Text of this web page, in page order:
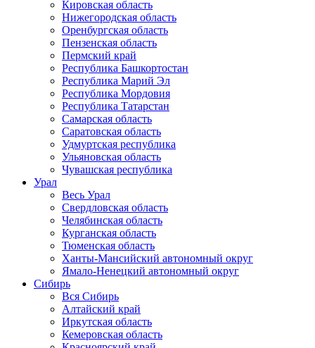
Кировская область
Нижегородская область
Оренбургская область
Пензенская область
Пермский край
Республика Башкортостан
Республика Марий Эл
Республика Мордовия
Республика Татарстан
Самарская область
Саратовская область
Удмуртская республика
Ульяновская область
Чувашская республика
Урал
Весь Урал
Свердловская область
Челябинская область
Курганская область
Тюменская область
Ханты-Мансийский автономный округ
Ямало-Ненецкий автономный округ
Сибирь
Вся Сибирь
Алтайский край
Иркутская область
Кемеровская область